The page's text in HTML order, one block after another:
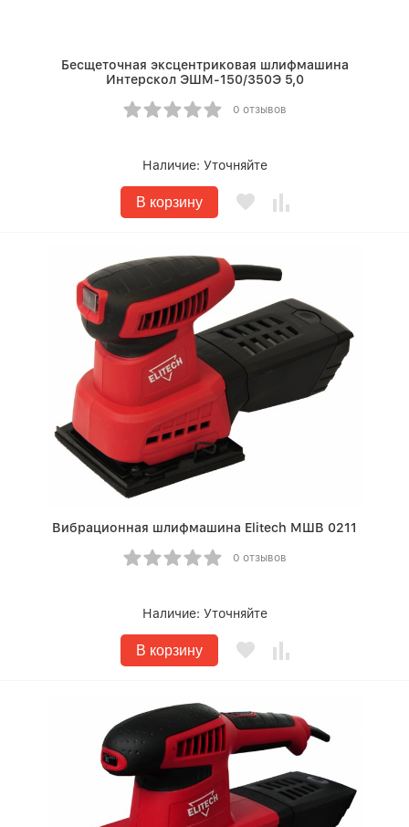
Бесщеточная эксцентриковая шлифмашина
Интерскол ЭШМ-150/350Э 5,0
0 отзывов
Наличие: Уточняйте
В корзину
Вибрационная шлифмашина Elitech МШВ 0211
0 отзывов
Наличие: Уточняйте
В корзину